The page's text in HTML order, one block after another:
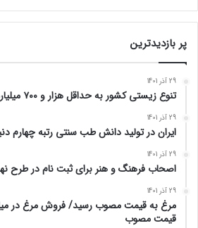
پر بازدیدترین
29 آذر 1401
تنوع زیستی کشور به حداقل هزار و ۷۰۰ میلیارد تومان اعتبار نیاز دارد
29 آذر 1401
ایران در تولید دانش طب سنتی رتبه چهارم
29 آذر 1401
اصحاب فرهنگ و هنر برای ثبت نام در طرح
29 آذر 1401
مرغ به قیمت مصوب رسید/ فروش مرغ در
قیمت مصوب